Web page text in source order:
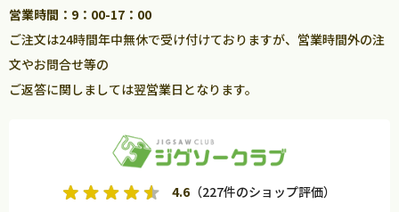
営業時間：9：00-17：00
ご注文は24時間年中無休で受け付けておりますが、営業時間外の注
文やお問合せ等の
ご返答に関しましては翌営業日となります。
4.6 （227件のショップ評価）